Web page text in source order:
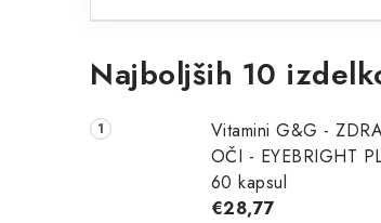
a
v
r
Najboljših 10
Vitamini G&G -
OČI - EYEBRIGHT
60 kapsul
€28,77